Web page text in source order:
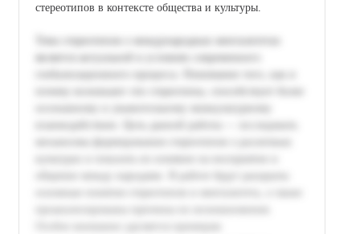
стереотипов в контексте общества и культуры.